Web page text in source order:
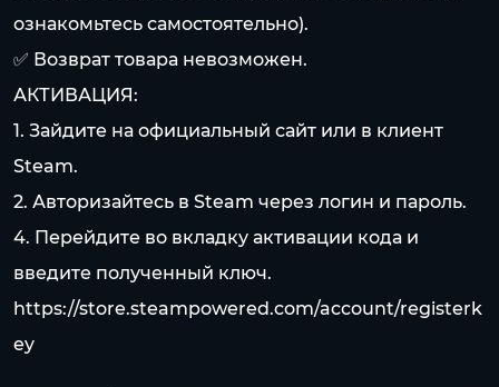
ознакомьтесь самостоятельно).
✅ Возврат товара невозможен.
АКТИВАЦИЯ:
1. Зайдите на официальный сайт или в клиент
Steam.
2. Авторизайтесь в Steam через логин и пароль.
4. Перейдите во вкладку активации кода и
введите полученный ключ.
https://store.steampowered.com/account/registerk
ey